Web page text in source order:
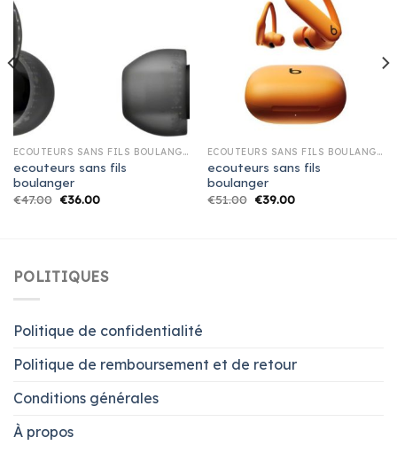
ECOUTEURS SANS FILS BOULANGER
ecouteurs sans fils
boulanger
€47.00 €36.00
ECOUTEURS SANS FILS BOULANGER
ecouteurs sans fils
boulanger
€51.00 €39.00
POLITIQUES
Politique de confidentialité
Politique de remboursement et de retour
Conditions générales
À propos